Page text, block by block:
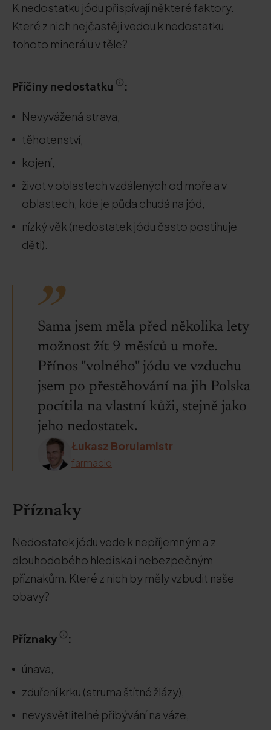
K nedostatku jódu přispívají některé faktory.
Které z nich nejčastěji vedou k nedostatku
tohoto minerálu v těle?
Příčiny nedostatku :
Nevyvážená strava,
těhotenství,
kojení,
život v oblastech vzdálených od moře a v
oblastech, kde je půda chudá na jód,
nízký věk (nedostatek jódu často postihuje
děti).
Sama jsem měla před několika lety
možnost žít 9 měsíců u moře.
Přínos "volného" jódu ve vzduchu
jsem po přestěhování na jih Polska
pocítila na vlastní kůži, stejně jako
jeho nedostatek.
Łukasz Borulamistr
farmacie
Příznaky
Nedostatek jódu vede k nepříjemným a z
dlouhodobého hlediska i nebezpečným
příznakům. Které z nich by měly vzbudit naše
obavy?
Příznaky :
únava,
zduření krku (struma štítné žlázy),
nevysvětlitelné přibývání na váze,